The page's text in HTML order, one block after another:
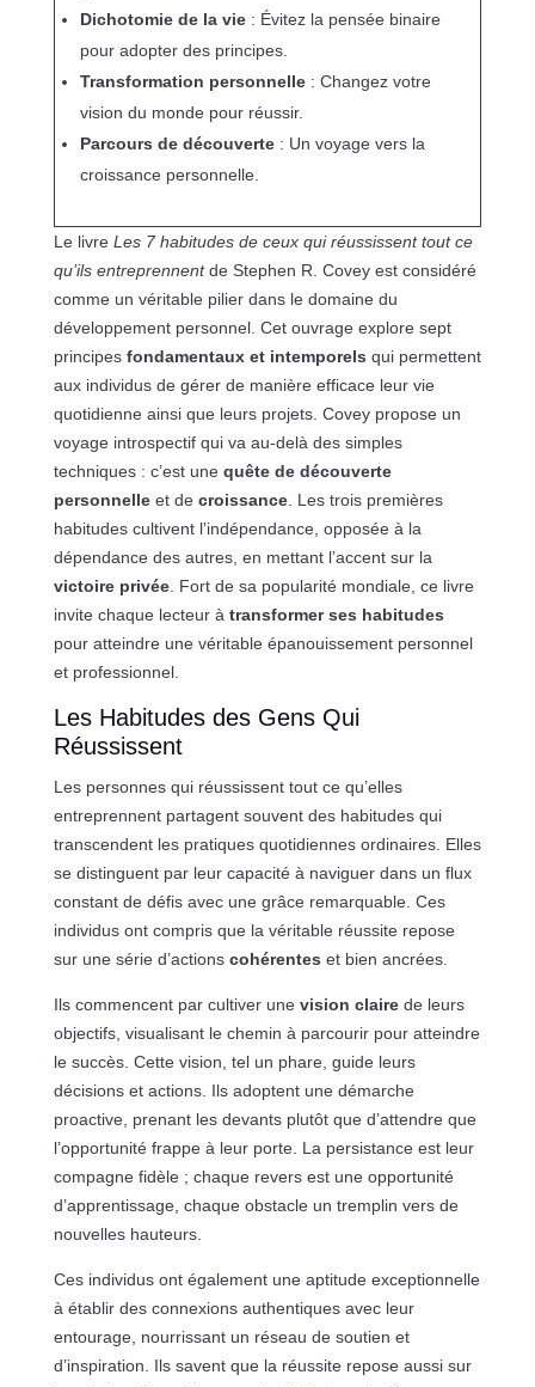
Dichotomie de la vie: Évitez la pensée binaire
pour adopter des principes.
Transformation personnelle: Changez votre
vision du monde pour réussir.
Parcours de découverte: Un voyage vers la
croissance personnelle.
Le livre Les 7 habitudes de ceux qui réussissent tout ce
qu’ils entreprennentde Stephen R. Covey est considéré
comme un véritable pilier dans le domaine du
développement personnel. Cet ouvrage explore sept
principes fondamentaux et intemporels qui permettent
aux individus de gérer de manière efficace leur vie
quotidienne ainsi que leurs projets. Covey propose un
voyage introspectif qui va au-delà des simples
techniques : c’est une quête de découverte
personnelleet de croissance. Les trois premières
habitudes cultivent l’indépendance, opposée à la
dépendance des autres, en mettant l’accent sur la
victoire privée. Fort de sa popularité mondiale, ce livre
invite chaque lecteur à transformer ses habitudes
pour atteindre une véritable épanouissement personnel
et professionnel.
Les Habitudes des Gens Qui
Réussissent
Les personnes qui réussissent tout ce qu’elles
entreprennent partagent souvent des habitudes qui
transcendent les pratiques quotidiennes ordinaires. Elles
se distinguent par leur capacité à naviguer dans un flux
constant de défis avec une grâce remarquable. Ces
individus ont compris que la véritable réussite repose
sur une série d’actions cohérentes et bien ancrées.
Ils commencent par cultiver une vision clairede leurs
objectifs, visualisant le chemin à parcourir pour atteindre
le succès. Cette vision, tel un phare, guide leurs
décisions et actions. Ils adoptent une démarche
proactive, prenant les devants plutôt que d’attendre que
l’opportunité frappe à leur porte. La persistance est leur
compagne fidèle ; chaque revers est une opportunité
d’apprentissage, chaque obstacle un tremplin vers de
nouvelles hauteurs.
Ces individus ont également une aptitude exceptionnelle
à établir des connexions authentiques avec leur
entourage, nourrissant un réseau de soutien et
d’inspiration. Ils savent que la réussite repose aussi sur